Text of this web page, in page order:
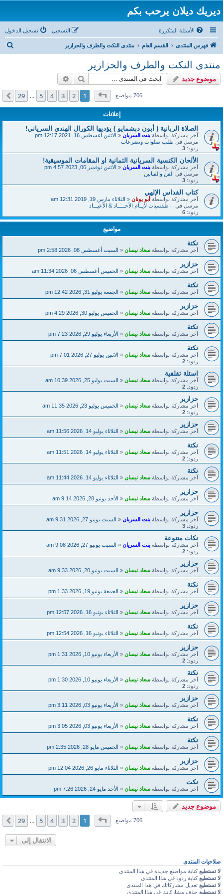
ديريك ديلان يرحب بكم
الأسئلة المتكررة تسجيل الدخول التسجيل
فهرس المنتدى القسم العام منتدى النكت والطرف والحزازير
ب
منتدى النكت والطرف والحزازير
موضوع جديد بحث
706 مواضيعصفحة1من29
1
2
3
4
5
29 التالي
إعلانات
الصلاة الربانية ( أبون دبشمايو ) يؤديها الكورال الهندي السرياني!
آخر مشاركة بواسطةبنت السريان«الاثنين أغسطس 16, 2021 12:17 pm
مرسل فيطلب صلوات وتضرعات
ردود: 3
الألحان الكنسية السريانية الثمانية او المقامات الموسيقية!
آخر مشاركة بواسطةبنت السريان«الاثنين نوفمبر 06, 2023 4:57 pm
مرسل فيالفن والفنانين
ردود: 3
كتاب القداس الإلهي
آخر مشاركة بواسطةأبو يونان«الثلاثاء مارس 19, 2019 12:31 am
مرسل في܀ طقسيات لأيــام الآحـــــاد & الأعيـــاد
ردود: 6
مواضيع
نكتة
آخر مشاركة بواسطةسعاد نيسان«السبت أغسطس 08, 2026 2:58 pm
حزازير
آخر مشاركة بواسطةسعاد نيسان«الخميس أغسطس 06, 2026 11:34 am
نكتة
آخر مشاركة بواسطةسعاد نيسان«الجمعة يوليو 31, 2026 12:42 pm
حزازير
آخر مشاركة بواسطةسعاد نيسان«الخميس يوليو 30, 2026 4:29 pm
نكتة
آخر مشاركة بواسطةسعاد نيسان«الأربعاء يوليو 29, 2026 7:23 pm
نكتة
آخر مشاركة بواسطةسعاد نيسان«الاثنين يوليو 27, 2026 7:01 pm
ردود: 2
اسئلة ثقلفية
آخر مشاركة بواسطةسعاد نيسان«السبت يوليو 25, 2026 10:39 am
ردود: 2
حزازير
آخر مشاركة بواسطةسعاد نيسان«الخميس يوليو 23, 2026 11:35 am
ردود: 2
حزازير
آخر مشاركة بواسطةسعاد نيسان«الثلاثاء يوليو 14, 2026 11:56 am
نكتة
آخر مشاركة بواسطةسعاد نيسان«الثلاثاء يوليو 14, 2026 11:51 am
ردود: 2
نكتة
آخر مشاركة بواسطةسعاد نيسان«الثلاثاء يوليو 14, 2026 11:44 am
حزازير
آخر مشاركة بواسطةسعاد نيسان«الأحد يونيو 28, 2026 9:14 am
حزازير
آخر مشاركة بواسطةبنت السريان«السبت يونيو 27, 2026 9:31 am
ردود: 3
نكات متنوعة
آخر مشاركة بواسطةبنت السريان«السبت يونيو 27, 2026 9:08 am
ردود: 2
حزازير
آخر مشاركة بواسطةسعاد نيسان«السبت يونيو 20, 2026 9:33 am
نكتة
آخر مشاركة بواسطةسعاد نيسان«الجمعة يونيو 19, 2026 1:33 pm
حزازير
آخر مشاركة بواسطةسعاد نيسان«الثلاثاء يونيو 16, 2026 12:57 pm
نكتة
آخر مشاركة بواسطةسعاد نيسان«الثلاثاء يونيو 16, 2026 12:54 pm
حزازير
آخر مشاركة بواسطةسعاد نيسان«الأربعاء يونيو 10, 2026 1:31 pm
ردود: 2
نكتة
آخر مشاركة بواسطةسعاد نيسان«الأربعاء يونيو 10, 2026 1:30 pm
ردود: 2
حزازير
آخر مشاركة بواسطةسعاد نيسان«الأربعاء يونيو 03, 2026 3:11 pm
نكتة
آخر مشاركة بواسطةسعاد نيسان«الأربعاء يونيو 03, 2026 3:05 pm
نكتة
آخر مشاركة بواسطةسعاد نيسان«الخميس مايو 28, 2026 2:35 pm
حزازير
آخر مشاركة بواسطةسعاد نيسان«الثلاثاء مايو 26, 2026 12:04 pm
نكت
آخر مشاركة بواسطةسعاد نيسان«الأحد مايو 24, 2026 7:26 pm
موضوع جديد
706 مواضيعصفحة1من29
1
2
3
4
5
29 التالي
الانتقال إلى
صلاحيات المنتدى
لا تستطيعكتابة مواضيع جديدة في هذا المنتدى
لا تستطيعكتابة ردود في هذا المنتدى
لا تستطيعتعديل مشاركاتك في هذا المنتدى
لا تستطيعحذف مشاركاتك في هذا المنتدى